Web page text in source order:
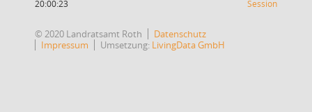
20:00:23
Session(Wird in
© 2020 Landratsamt Roth
Datenschutz
Impressum
Umsetzung: LivingData GmbH